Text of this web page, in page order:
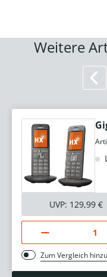
Weitere
UVP: 129,99 €
Zum Vergleich